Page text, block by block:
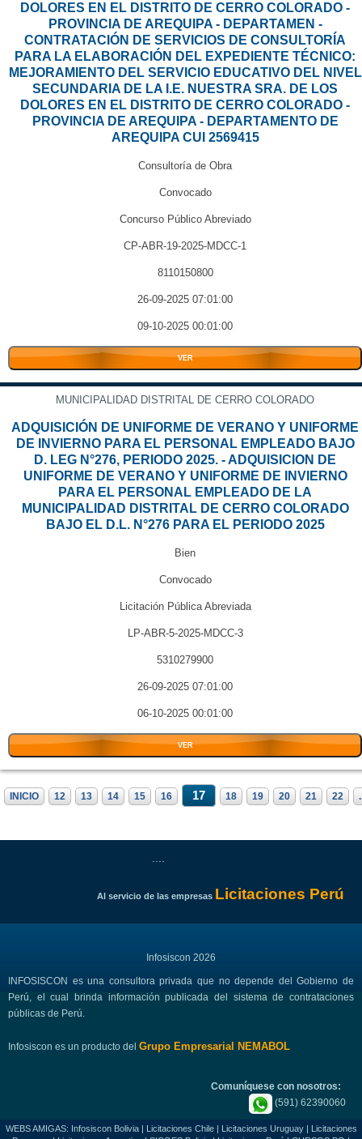
DOLORES EN EL DISTRITO DE CERRO COLORADO -
PROVINCIA DE AREQUIPA - DEPARTAMEN -
CONTRATACIÓN DE SERVICIOS DE CONSULTORÍA
PARA LA ELABORACIÓN DEL EXPEDIENTE TÉCNICO:
MEJORAMIENTO DEL SERVICIO EDUCATIVO DEL NIVEL
SECUNDARIA DE LA I.E. NUESTRA SRA. DE LOS
DOLORES EN EL DISTRITO DE CERRO COLORADO -
PROVINCIA DE AREQUIPA - DEPARTAMENTO DE
AREQUIPA CUI 2569415
Consultoría de Obra
Convocado
Concurso Público Abreviado
CP-ABR-19-2025-MDCC-1
8110150800
26-09-2025 07:01:00
09-10-2025 00:01:00
VER
MUNICIPALIDAD DISTRITAL DE CERRO COLORADO
ADQUISICIÓN DE UNIFORME DE VERANO Y UNIFORME
DE INVIERNO PARA EL PERSONAL EMPLEADO BAJO
D. LEG N°276, PERIODO 2025. - ADQUISICION DE
UNIFORME DE VERANO Y UNIFORME DE INVIERNO
PARA EL PERSONAL EMPLEADO DE LA
MUNICIPALIDAD DISTRITAL DE CERRO COLORADO
BAJO EL D.L. N°276 PARA EL PERIODO 2025
Bien
Convocado
Licitación Pública Abreviada
LP-ABR-5-2025-MDCC-3
5310279900
26-09-2025 07:01:00
06-10-2025 00:01:00
VER
INICIO 12 13 14 15 16 17 18 19 20 21 22
Al servicio de las empresas Licitaciones Perú
Infosiscon 2026
INFOSISCON es una consultora privada que no depende del Gobierno de
Perú, el cual brinda información publicada del sistema de contrataciones
públicas de Perú.
Infosiscon es un producto del Grupo Empresarial NEMABOL
Comuníquese con nosotros:
(591) 62390060
WEBS AMIGAS: Infosiscon Bolivia| Licitaciones Chile| Licitaciones Uruguay| Licitaciones